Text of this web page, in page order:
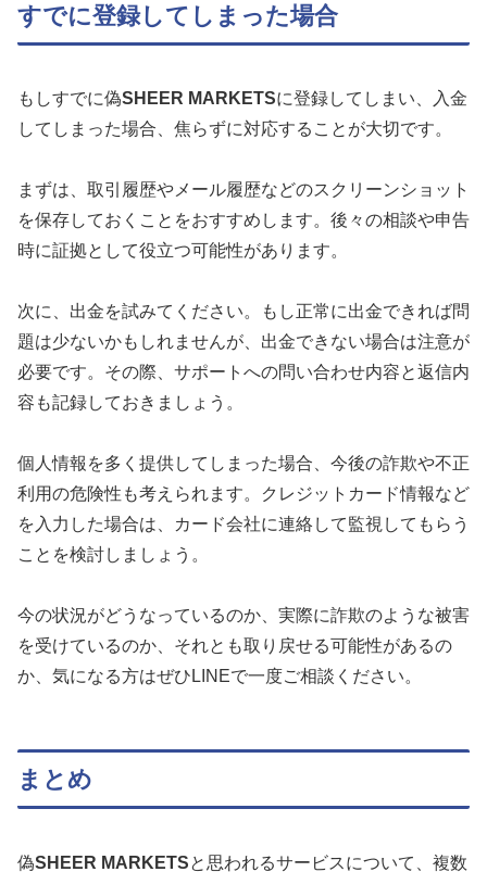
すでに登録してしまった場合
もしすでに偽SHEER MARKETSに登録してしまい、入金
してしまった場合、焦らずに対応することが大切です。
まずは、取引履歴やメール履歴などのスクリーンショット
を保存しておくことをおすすめします。後々の相談や申告
時に証拠として役立つ可能性があります。
次に、出金を試みてください。もし正常に出金できれば問
題は少ないかもしれませんが、出金できない場合は注意が
必要です。その際、サポートへの問い合わせ内容と返信内
容も記録しておきましょう。
個人情報を多く提供してしまった場合、今後の詐欺や不正
利用の危険性も考えられます。クレジットカード情報など
を入力した場合は、カード会社に連絡して監視してもらう
ことを検討しましょう。
今の状況がどうなっているのか、実際に詐欺のような被害
を受けているのか、それとも取り戻せる可能性があるの
か、気になる方はぜひLINEで一度ご相談ください。
まとめ
偽SHEER MARKETSと思われるサービスについて、複数